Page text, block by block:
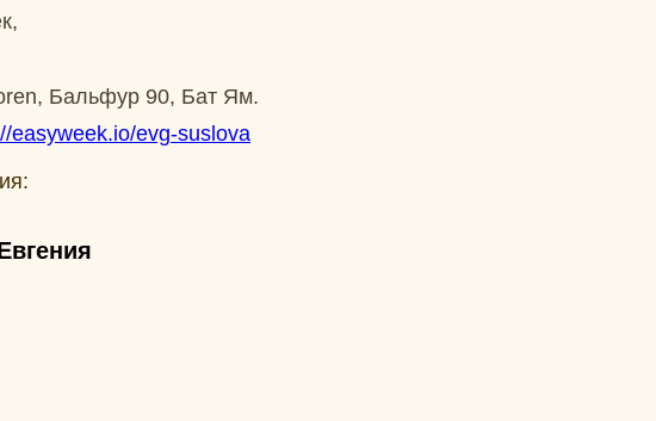
Бальфур 90, Бат Ям.
easyweek.io/evg-suslova